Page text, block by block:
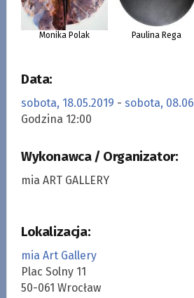
Monika Polak Paulina Rega
Data:
sobota, 18.05.2019 - sobota,
Godzina 12:00
Wykonawca / Organizator:
mia ART GALLERY
Lokalizacja:
mia Art Gallery
Plac Solny 11
50-061 Wrocław